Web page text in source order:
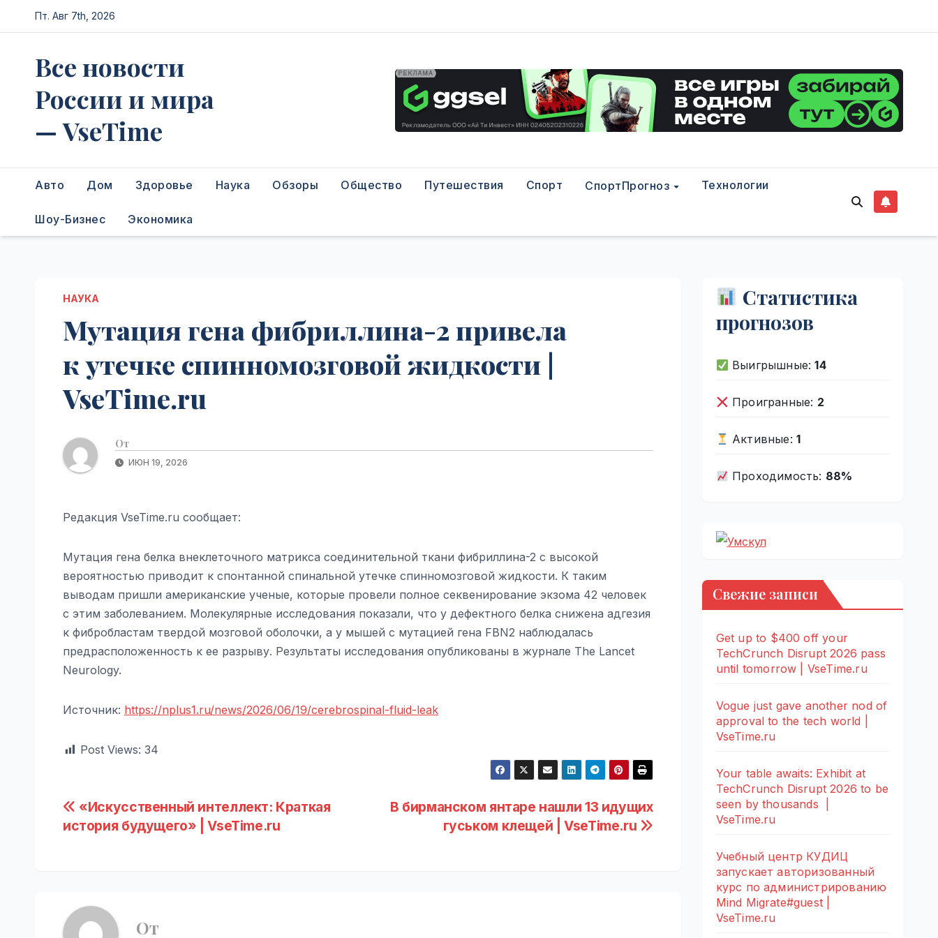
Перейти
к
Пт. Авг 7th, 2026
Все новости
России и мира
— VseTime
Авто Дом Здоровье Наука Обзоры Общество Путешествия Спорт СпортПрогноз Технологии
Шоу-Бизнес Экономика
НАУКА
Мутация гена фибриллина-2 привела
к утечке спинномозговой жидкости |
VseTime.ru
От
ИЮН 19, 2026
Редакция VseTime.ru сообщает:
Мутация гена белка внеклеточного матрикса соединительной ткани фибриллина-2 с высокой
вероятностью приводит к спонтанной спинальной утечке спинномозговой жидкости. К таким
выводам пришли американские ученые, которые провели полное секвенирование экзома 42 человек
с этим заболеванием. Молекулярные исследования показали, что у дефектного белка снижена адгезия
к фибробластам твердой мозговой оболочки, а у мышей с мутацией гена FBN2 наблюдалась
предрасположенность к ее разрыву. Результаты исследования опубликованы в журнале The Lancet
Neurology.
Источник: https://nplus1.ru/news/2026/06/19/cerebrospinal-fluid-leak
Post Views: 34
Навигация
по
В бирманском янтаре нашли 13 идущих
гуськом клещей | VseTime.ru
«Искусственный интеллект: Краткая
история будущего» | VseTime.ru
От
Статистика
прогнозов
Выигрышные:14
Проигранные: 2
Активные: 1
Проходимость: 88%
Свежие записи
Get up to $400 off your
TechCrunch Disrupt 2026 pass
until tomorrow | VseTime.ru
Vogue just gave another nod of
approval to the tech world |
VseTime.ru
Your table awaits: Exhibit at
TechCrunch Disrupt 2026 to be
seen by thousands |
VseTime.ru
Учебный центр КУДИЦ
запускает авторизованный
курс по администрированию
Mind Migrate#guest |
VseTime.ru